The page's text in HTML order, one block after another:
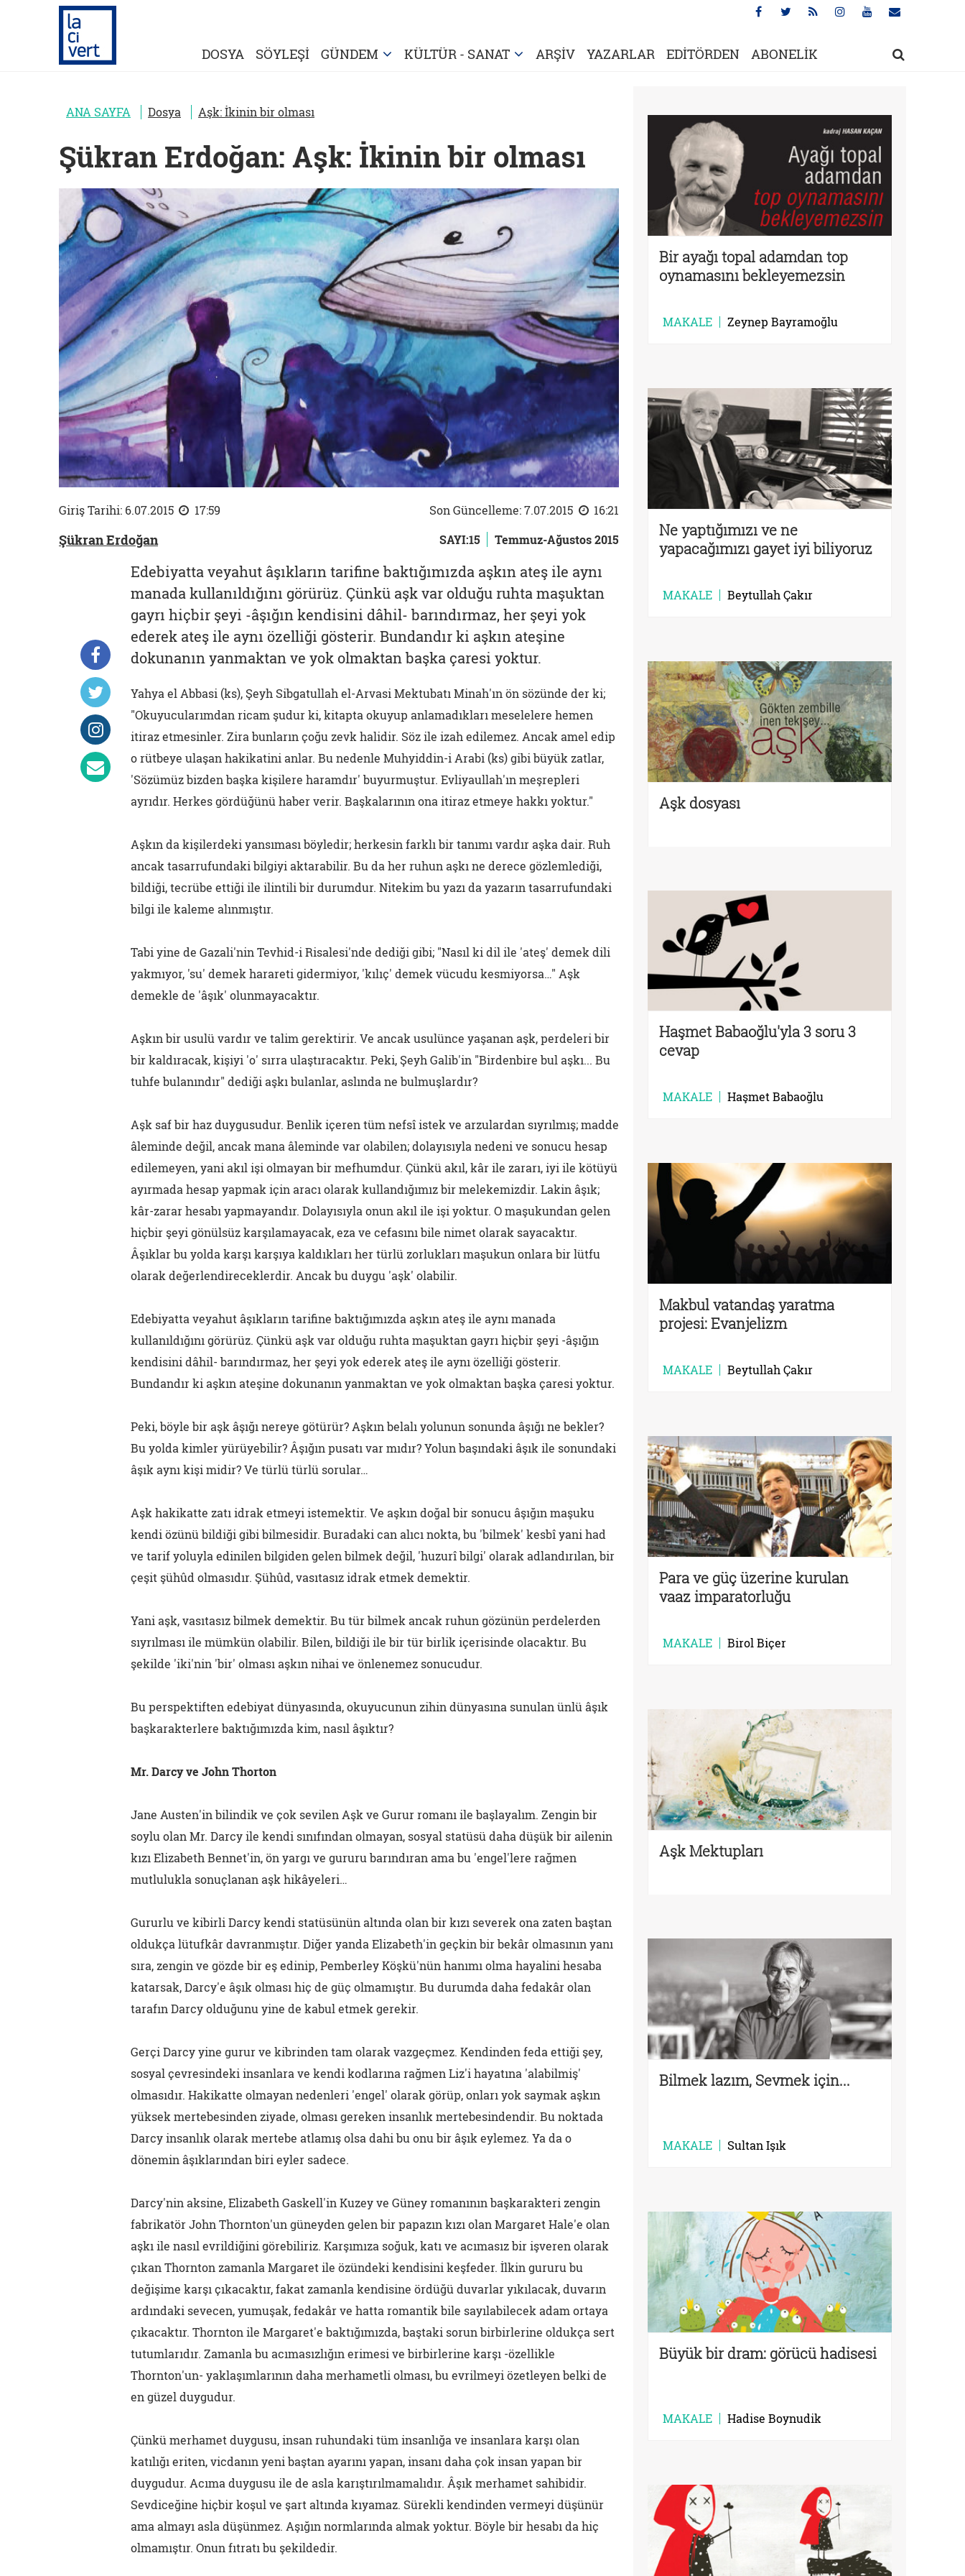
DOSYA SÖYLEŞİ GÜNDEM KÜLTÜR - SANAT ARŞİV YAZARLAR EDİTÖRDEN ABONELİK
ANA SAYFA Dosya Aşk: İkinin bir olması
Şükran Erdoğan: Aşk: İkinin bir olması
Giriş Tarihi: 6.07.2015 17:59 Son Güncelleme: 7.07.2015 16:21
Şükran Erdoğan SAYI:15 Temmuz-Ağustos 2015
Edebiyatta veyahut âşıkların tarifine baktığımızda aşkın ateş ile aynı
manada kullanıldığını görürüz. Çünkü aşk var olduğu ruhta maşuktan
gayrı hiçbir şeyi -âşığın kendisini dâhil- barındırmaz, her şeyi yok
ederek ateş ile aynı özelliği gösterir. Bundandır ki aşkın ateşine
dokunanın yanmaktan ve yok olmaktan başka çaresi yoktur.
Yahya el Abbasi (ks), Şeyh Sibgatullah el-Arvasi Mektubatı Minah'ın ön sözünde der ki;
"Okuyucularımdan ricam şudur ki, kitapta okuyup anlamadıkları meselelere hemen
itiraz etmesinler. Zira bunların çoğu zevk halidir. Söz ile izah edilemez. Ancak amel edip
o rütbeye ulaşan hakikatini anlar. Bu nedenle Muhyiddin-i Arabi (ks) gibi büyük zatlar,
'Sözümüz bizden başka kişilere haramdır' buyurmuştur. Evliyaullah'ın meşrepleri
ayrıdır. Herkes gördüğünü haber verir. Başkalarının ona itiraz etmeye hakkı yoktur."
Aşkın da kişilerdeki yansıması böyledir; herkesin farklı bir tanımı vardır aşka dair. Ruh
ancak tasarrufundaki bilgiyi aktarabilir. Bu da her ruhun aşkı ne derece gözlemlediği,
bildiği, tecrübe ettiği ile ilintili bir durumdur. Nitekim bu yazı da yazarın tasarrufundaki
bilgi ile kaleme alınmıştır.
Tabi yine de Gazali'nin Tevhid-i Risalesi'nde dediği gibi; "Nasıl ki dil ile 'ateş' demek dili
yakmıyor, 'su' demek harareti gidermiyor, 'kılıç' demek vücudu kesmiyorsa…" Aşk
demekle de 'âşık' olunmayacaktır.
Aşkın bir usulü vardır ve talim gerektirir. Ve ancak usulünce yaşanan aşk, perdeleri bir
bir kaldıracak, kişiyi 'o' sırra ulaştıracaktır. Peki, Şeyh Galib'in "Birdenbire bul aşkı... Bu
tuhfe bulanındır" dediği aşkı bulanlar, aslında ne bulmuşlardır?
Aşk saf bir haz duygusudur. Benlik içeren tüm nefsî istek ve arzulardan sıyrılmış; madde
âleminde değil, ancak mana âleminde var olabilen; dolayısıyla nedeni ve sonucu hesap
edilemeyen, yani akıl işi olmayan bir mefhumdur. Çünkü akıl, kâr ile zararı, iyi ile kötüyü
ayırmada hesap yapmak için aracı olarak kullandığımız bir melekemizdir. Lakin âşık;
kâr-zarar hesabı yapmayandır. Dolayısıyla onun akıl ile işi yoktur. O maşukundan gelen
hiçbir şeyi gönülsüz karşılamayacak, eza ve cefasını bile nimet olarak sayacaktır.
Âşıklar bu yolda karşı karşıya kaldıkları her türlü zorlukları maşukun onlara bir lütfu
olarak değerlendireceklerdir. Ancak bu duygu 'aşk' olabilir.
Edebiyatta veyahut âşıkların tarifine baktığımızda aşkın ateş ile aynı manada
kullanıldığını görürüz. Çünkü aşk var olduğu ruhta maşuktan gayrı hiçbir şeyi -âşığın
kendisini dâhil- barındırmaz, her şeyi yok ederek ateş ile aynı özelliği gösterir.
Bundandır ki aşkın ateşine dokunanın yanmaktan ve yok olmaktan başka çaresi yoktur.
Peki, böyle bir aşk âşığı nereye götürür? Aşkın belalı yolunun sonunda âşığı ne bekler?
Bu yolda kimler yürüyebilir? Âşığın pusatı var mıdır? Yolun başındaki âşık ile sonundaki
âşık aynı kişi midir? Ve türlü türlü sorular…
Aşk hakikatte zatı idrak etmeyi istemektir. Ve aşkın doğal bir sonucu âşığın maşuku
kendi özünü bildiği gibi bilmesidir. Buradaki can alıcı nokta, bu 'bilmek' kesbî yani had
ve tarif yoluyla edinilen bilgiden gelen bilmek değil, 'huzurî bilgi' olarak adlandırılan, bir
çeşit şühûd olmasıdır. Şühûd, vasıtasız idrak etmek demektir.
Yani aşk, vasıtasız bilmek demektir. Bu tür bilmek ancak ruhun gözünün perdelerden
sıyrılması ile mümkün olabilir. Bilen, bildiği ile bir tür birlik içerisinde olacaktır. Bu
şekilde 'iki'nin 'bir' olması aşkın nihai ve önlenemez sonucudur.
Bu perspektiften edebiyat dünyasında, okuyucunun zihin dünyasına sunulan ünlü âşık
başkarakterlere baktığımızda kim, nasıl âşıktır?
Mr. Darcy ve John Thorton
Jane Austen'in bilindik ve çok sevilen Aşk ve Gurur romanı ile başlayalım. Zengin bir
soylu olan Mr. Darcy ile kendi sınıfından olmayan, sosyal statüsü daha düşük bir ailenin
kızı Elizabeth Bennet'in, ön yargı ve gururu barındıran ama bu 'engel'lere rağmen
mutlulukla sonuçlanan aşk hikâyeleri…
Gururlu ve kibirli Darcy kendi statüsünün altında olan bir kızı severek ona zaten baştan
oldukça lütufkâr davranmıştır. Diğer yanda Elizabeth'in geçkin bir bekâr olmasının yanı
sıra, zengin ve gözde bir eş edinip, Pemberley Köşkü'nün hanımı olma hayalini hesaba
katarsak, Darcy'e âşık olması hiç de güç olmamıştır. Bu durumda daha fedakâr olan
tarafın Darcy olduğunu yine de kabul etmek gerekir.
Gerçi Darcy yine gurur ve kibrinden tam olarak vazgeçmez. Kendinden feda ettiği şey,
sosyal çevresindeki insanlara ve kendi kodlarına rağmen Liz'i hayatına 'alabilmiş'
olmasıdır. Hakikatte olmayan nedenleri 'engel' olarak görüp, onları yok saymak aşkın
yüksek mertebesinden ziyade, olması gereken insanlık mertebesindendir. Bu noktada
Darcy insanlık olarak mertebe atlamış olsa dahi bu onu bir âşık eylemez. Ya da o
dönemin âşıklarından biri eyler sadece.
Darcy'nin aksine, Elizabeth Gaskell'in Kuzey ve Güney romanının başkarakteri zengin
fabrikatör John Thornton'un güneyden gelen bir papazın kızı olan Margaret Hale'e olan
aşkı ile nasıl evrildiğini görebiliriz. Karşımıza soğuk, katı ve acımasız bir işveren olarak
çıkan Thornton zamanla Margaret ile özündeki kendisini keşfeder. İlkin gururu bu
değişime karşı çıkacaktır, fakat zamanla kendisine ördüğü duvarlar yıkılacak, duvarın
ardındaki sevecen, yumuşak, fedakâr ve hatta romantik bile sayılabilecek adam ortaya
çıkacaktır. Thornton ile Margaret'e baktığımızda, baştaki sorun birbirlerine oldukça sert
tutumlarıdır. Zamanla bu acımasızlığın erimesi ve birbirlerine karşı -özellikle
Thornton'un- yaklaşımlarının daha merhametli olması, bu evrilmeyi özetleyen belki de
en güzel duygudur.
Çünkü merhamet duygusu, insan ruhundaki tüm insanlığa ve insanlara karşı olan
katılığı eriten, vicdanın yeni baştan ayarını yapan, insanı daha çok insan yapan bir
duygudur. Acıma duygusu ile de asla karıştırılmamalıdır. Âşık merhamet sahibidir.
Sevdiceğine hiçbir koşul ve şart altında kıyamaz. Sürekli kendinden vermeyi düşünür
ama almayı asla düşünmez. Aşığın normlarında almak yoktur. Böyle bir hesabı da hiç
olmamıştır. Onun fıtratı bu şekildedir.
Bir ayağı topal adamdan top
oynamasını bekleyemezsin
MAKALE Zeynep Bayramoğlu
Ne yaptığımızı ve ne
yapacağımızı gayet iyi biliyoruz
MAKALE Beytullah Çakır
Aşk dosyası
Haşmet Babaoğlu'yla 3 soru 3
cevap
MAKALE Haşmet Babaoğlu
Makbul vatandaş yaratma
projesi: Evanjelizm
MAKALE Beytullah Çakır
Para ve güç üzerine kurulan
vaaz imparatorluğu
MAKALE Birol Biçer
Aşk Mektupları
Bilmek lazım, Sevmek için...
MAKALE Sultan Işık
Büyük bir dram: görücü hadisesi
MAKALE Hadise Boynudik